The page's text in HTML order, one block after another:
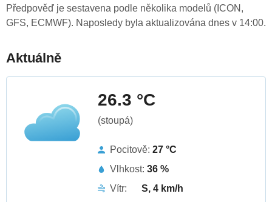
Předpověď je sestavena podle několika modelů (ICON,
GFS, ECMWF). Naposledy byla aktualizována dnes v 14:00.
Aktuálně
26.3 °C
(stoupá)
Pocitově: 27 °C
Vlhkost: 36 %
Vítr:
S, 4 km/h